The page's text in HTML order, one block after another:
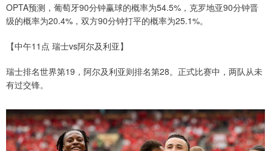
OPTA预测，葡萄牙90分钟赢球的概率为54.5%，克罗地亚90分钟晋
级的概率为20.4%，双方90分钟打平的概率为25.1%。
【中午11点 瑞士vs阿尔及利亚】
瑞士排名世界第19，阿尔及利亚则排名第28。正式比赛中，两队从未
有过交锋。